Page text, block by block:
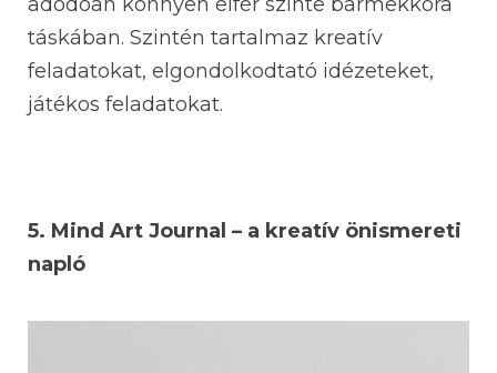
táskában. Szintén tartalmaz kreatív
feladatokat, elgondolkodtató idézeteket,
játékos feladatokat.
5. Mind Art Journal – a kreatív önismereti
napló